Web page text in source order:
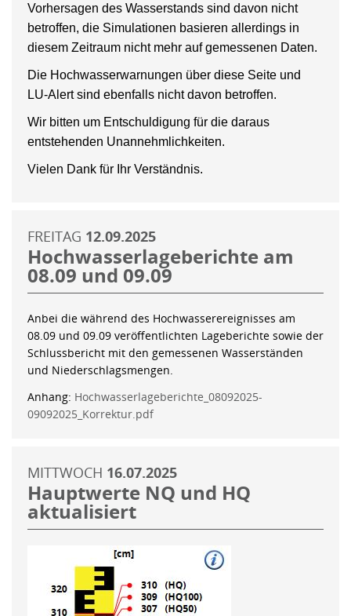
Vorhersagen des Wasserstands sind davon nicht
betroffen, die Simulationen basieren allerdings in
diesem Zeitraum nicht mehr auf gemessenen Daten.
Die Hochwasserwarnungen über diese Seite und
LU-Alert sind ebenfalls nicht davon betroffen.
Wir bitten um Entschuldigung für die daraus
entstehenden Unannehmlichkeiten.
Vielen Dank für Ihr Verständnis.
FREITAG 12.09.2025
Hochwasserlageberichte am
08.09 und 09.09
Anbei die während des Hochwasserereignisses am
08.09 und 09.09 veröffentlichten Lageberichte sowie der
Schlussbericht mit den gemessenen Wasserständen
und Niederschlagsmengen.
Anhang: Hochwasserlageberichte_08092025-
09092025_Korrektur.pdf
MITTWOCH 16.07.2025
Hauptwerte NQ und HQ
aktualisiert